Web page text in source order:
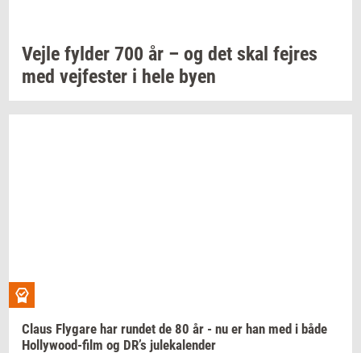
Vejle fyl­der 700 år – og det skal fejres
med vej­fe­ster i hele byen
Claus Fly­ga­re har run­det de 80 år - nu er han med i både
Hollywood-​film og DR’s ju­le­ka­len­der